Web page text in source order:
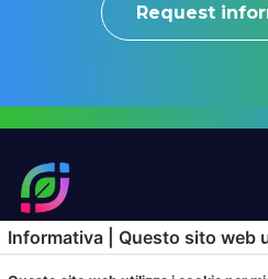
Request
SOLUZIONI
Informativa | Questo sito web